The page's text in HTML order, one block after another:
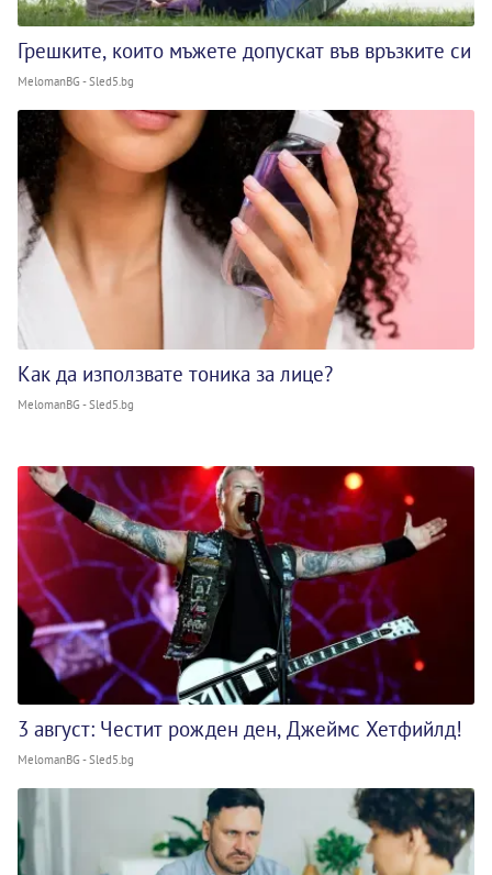
Грешките, които мъжете допускат във връзките си
MelomanBG - Sled5.bg
Как да използвате тоника за лице?
MelomanBG - Sled5.bg
3 август: Честит рожден ден, Джеймс Хетфийлд!
MelomanBG - Sled5.bg